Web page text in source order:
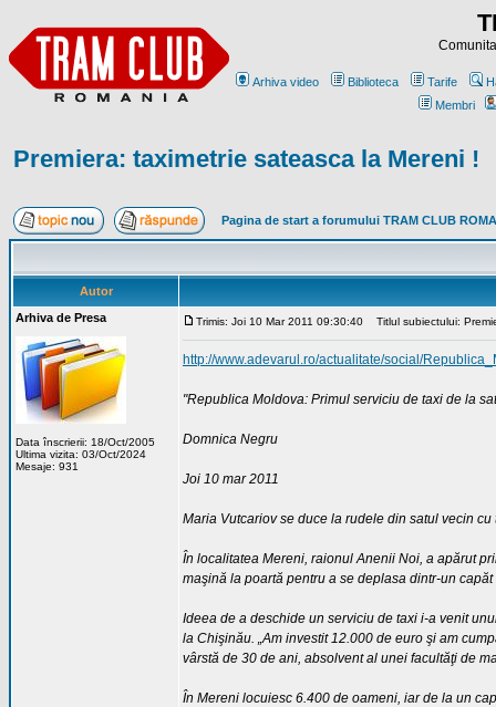
Arhiva video Biblioteca Tarife
Membri
Premiera: taximetrie sateasca la Mereni !
Pagina de start a forumului TRAM CLUB
Autor
Arhiva de Presa
Data înscrierii: 18/Oct/2005
Ultima vizita: 03/Oct/2024
Mesaje: 931
Trimis: Joi 10 Mar 2011 09:30:40 Titlul subiectului:
http://www.adevarul.ro/actualitate/social/
"Republica Moldova: Primul serviciu de taxi de la sat
Domnica Negru
Joi 10 mar 2011
Maria Vutcariov se duce la rudele din satul vecin cu
În localitatea Mereni, raionul Anenii Noi, a apărut
maşină la poartă pentru a se deplasa dintr-un
Ideea de a deschide un serviciu de taxi i-a venit
la Chişinău. „Am investit 12.000 de euro şi am
vârstă de 30 de ani, absolvent al unei facultăţi de
În Mereni locuiesc 6.400 de oameni, iar de la un